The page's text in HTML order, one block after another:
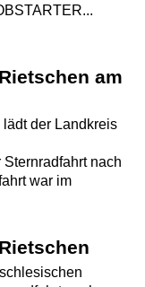
am
lädt der Landkreis
nach
war im